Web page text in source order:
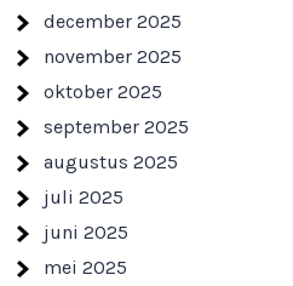
december 2025
november 2025
oktober 2025
september 2025
augustus 2025
juli 2025
juni 2025
mei 2025